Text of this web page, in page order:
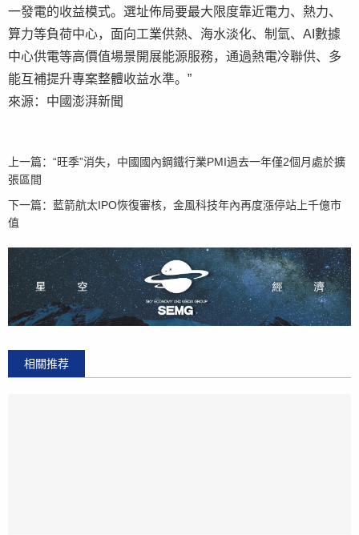
一發電的收益模式。選址佈局要最大限度靠近電力、熱力、
算力等負荷中心，面向工業供熱、海水淡化、制氫、AI數據
中心供電等高價值場景開展能源服務，通過熱電冷聯供、多
能互補提升專案整體收益水準。”
來源：中國澎湃新聞
上一篇： “旺季”消失，中國國內鋼鐵行業PMI過去一年僅2個月處於擴
張區間
下一篇： 藍箭航太IPO恢復審核，金風科技年內再度漲停站上千億市
值
相關推荐